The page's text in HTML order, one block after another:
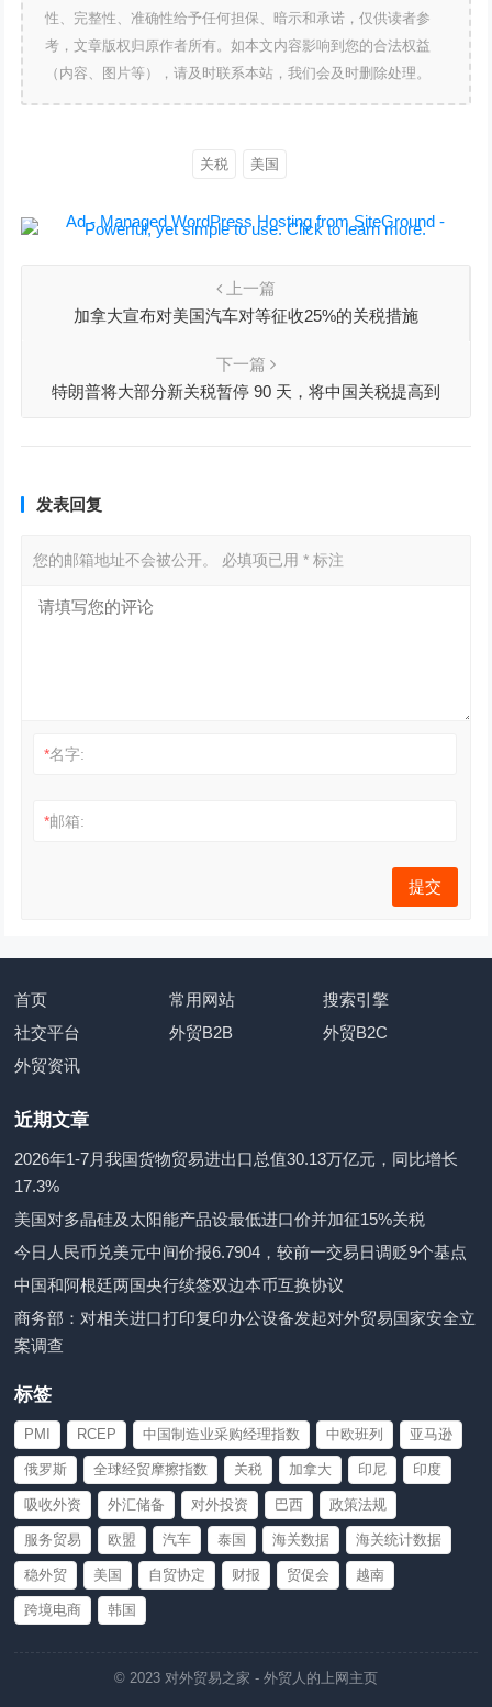
性、完整性、准确性给予任何担保、暗示和承诺，仅供读者参
考，文章版权归原作者所有。如本文内容影响到您的合法权益
（内容、图片等），请及时联系本站，我们会及时删除处理。
关税 美国
上一篇
加拿大宣布对美国汽车对等征收25%的关税措施
下一篇
特朗普将大部分新关税暂停 90 天，将中国关税提高到
发表回复
您的邮箱地址不会被公开。 必填项已用* 标注
*名字:
*邮箱:
首页 常用网站
搜索引擎
社交平台
外贸B2B
外贸B2C
外贸资讯
近期文章
2026年1-7月我国货物贸易进出口总值30.13万亿元，同比增长
17.3%
美国对多晶硅及太阳能产品设最低进口价并加征15%关税
今日人民币兑美元中间价报6.7904，较前一交易日调贬9个基点
中国和阿根廷两国央行续签双边本币互换协议
商务部：对相关进口打印复印办公设备发起对外贸易国家安全立
案调查
标签
PMI RCEP 中国制造业采购经理指数 中欧班列 亚马逊
俄罗斯 全球经贸摩擦指数 关税 加拿大 印尼 印度
吸收外资 外汇储备 对外投资 巴西 政策法规
服务贸易 欧盟 汽车 泰国 海关数据 海关统计数据
稳外贸 美国 自贸协定 财报 贸促会 越南
跨境电商 韩国
© 2023 对外贸易之家 - 外贸人的上网主页